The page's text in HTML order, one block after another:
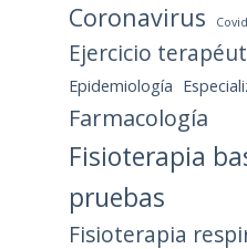
Coronavirus
Ejercicio
Epidemiología
Farmacología
Fisioterapia
pruebas
Fisioterapia